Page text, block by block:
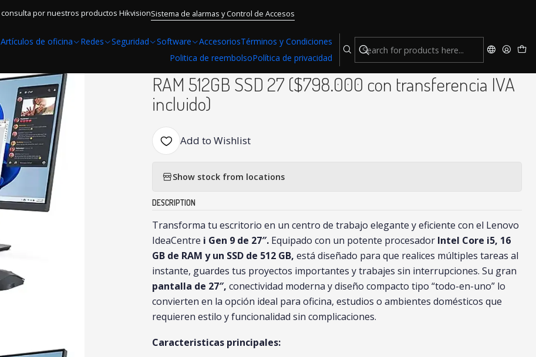
Artículos de oficina Redes Seguridad Software AccesoriosTérminos y Condiciones
Politica de reembolsoPolítica de privacidad
consulta por nuestros productos HikvisionSistema de alarmas y Control de Accesos
Lenovo AIO Idea Centre i Gen 9 Intel Core i5 16GB RAM 512GB SSD 27 ($798.000 con transferencia IVA incluido)
Lenovo AIO Idea Centre i Gen 9 Intel Core i5 16GB
RAM 512GB SSD 27 ($798.000 con transferencia IVA
incluido)
Add to Wishlist
Show stock from locations
DESCRIPTION
Transforma tu escritorio en un centro de trabajo elegante y eficiente con el Lenovo
IdeaCentre i Gen 9 de 27″. Equipado con un potente procesador Intel Core i5, 16
GB de RAM y un SSD de 512 GB, está diseñado para que realices múltiples tareas al
instante, guardes tus proyectos importantes y trabajes sin interrupciones. Su gran
pantalla de 27″, conectividad moderna y diseño compacto tipo “todo-en-uno” lo
convierten en la opción ideal para oficina, estudios o ambientes domésticos que
requieren estilo y funcionalidad sin complicaciones.
Caracteristicas principales: